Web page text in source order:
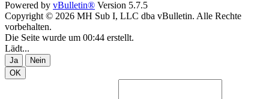
Powered by vBulletin® Version 5.7.5
Copyright © 2026 MH Sub I, LLC dba vBulletin. Alle Rechte
vorbehalten.
Die Seite wurde um 00:44 erstellt.
Lädt...
Ja
Nein
OK